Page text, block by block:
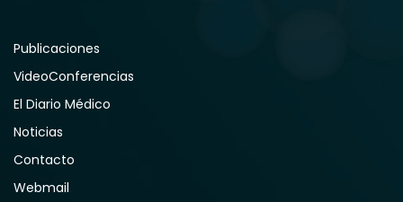
Publicaciones
VideoConferencias
El Diario Médico
Noticias
Contacto
Webmail